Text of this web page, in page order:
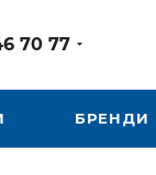
70 77
БРЕНДИ